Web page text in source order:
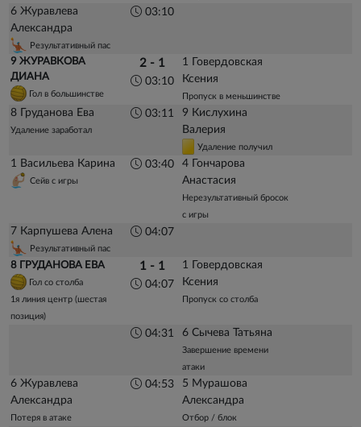
6 Журавлева
Александра
Результативный пас
03:10
9 ЖУРАВКОВА
ДИАНА
Гол в большинстве
2 - 1
03:10
1 Говердовская
Ксения
Пропуск в меньшинстве
8 Груданова Ева
Удаление заработал
03:11
9 Кислухина
Валерия
Удаление получил
1 Васильева Карина
Сейв с игры
03:40
4 Гончарова
Анастасия
Нерезультативный бросок
с игры
7 Карпушева Алена
Результативный пас
04:07
8 ГРУДАНОВА ЕВА
Гол со столба
1я линия центр (шестая
позиция)
1 - 1
04:07
1 Говердовская
Ксения
Пропуск со столба
04:31 6 Сычева Татьяна
Завершение времени
атаки
6 Журавлева
Александра
Потеря в атаке
04:53
5 Мурашова
Александра
Отбор / блок